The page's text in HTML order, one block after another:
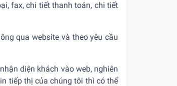
fax, chi tiết thanh toán, chi tiết
qua website và theo yêu cầu
diện khách vào web, nghiên
tiếp thị của chúng tôi thì có thể